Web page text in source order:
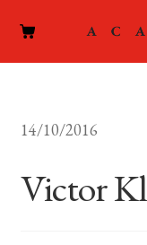
14/10/2016
Victor